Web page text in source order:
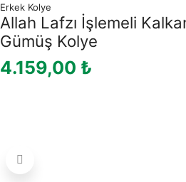
Erkek Kolye
Allah Lafzı İşlemeli
Gümüş Kolye
4.159,00 ₺